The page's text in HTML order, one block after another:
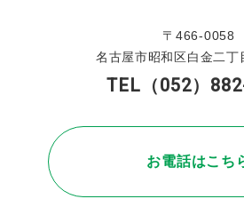
〒466-0058
名古屋市昭和区白金二丁
TEL（052）
お電話はこち